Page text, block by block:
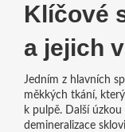
Klíčové
a jejich
Jedním z hlavních
měkkých tkání,
k pulpě. Další úzkou
demineralizace